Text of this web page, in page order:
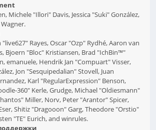
Michele "Illori" Davis, Jessica "Suki" González,
"live627" Rayes, Oscar "Ozp" Rydhé, Aaron van
Bjoern "Bloc" Kristiansen, Brad "IchBin™"
emanuele, Hendrik Jan "Compuart" Visser,
Jon "Sesquipedalian" Stovell, Juan
Karl "RegularExpression" Benson,
360" Kerle, Grudge, Michael "Oldiesmann"
Miller, Norv, Peter "Arantor" Spicer,
Shitiz "Dragooon" Garg, Theodore "Orstio"
"TE" Eurich, and winrules.